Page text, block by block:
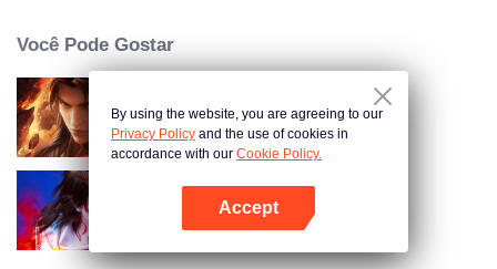
Abra o programa
Você Pode Gostar
Universo Marcial S5
Universo Marcial Temporada 3
By using the website, you are agreeing to our
Privacy Policy and the use of cookies in
accordance with our Cookie Policy.
Accept